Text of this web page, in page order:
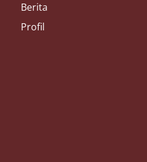
Berita
Profil